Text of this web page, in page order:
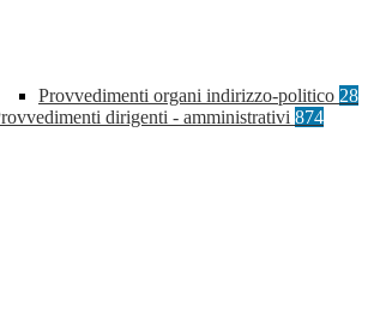
Provvedimenti organi indirizzo-politico 28
dirigenti - amministrativi 874